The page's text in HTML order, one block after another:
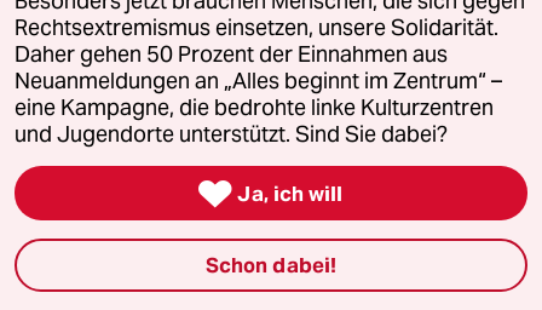
Gesellschaft
Kultur
Sport
Berlin
Nord
Rechtsextremismus einsetzen, unsere Solidarität.
Daher gehen 50 Prozent der Einnahmen aus
Neuanmeldungen an „Alles beginnt im Zentrum“ –
eine Kampagne, die bedrohte linke Kulturzentren
und Jugendorte unterstützt. Sind Sie dabei?
 Ja, ich will
Schon dabei!